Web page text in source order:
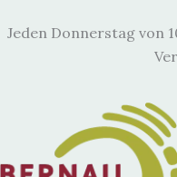
Jeden Donnerstag von